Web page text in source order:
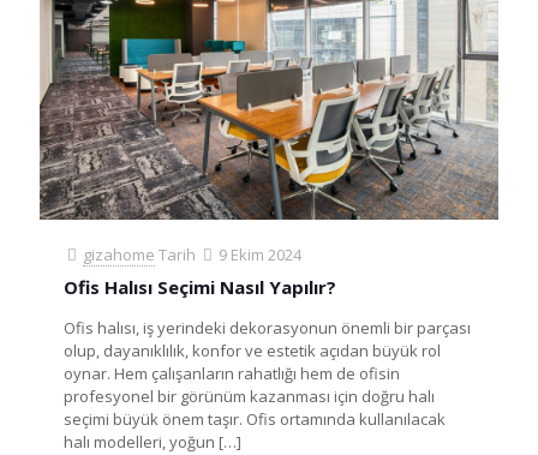
gizahome Tarih 9 Ekim 2024
Ofis Halısı Seçimi Nasıl Yapılır?
Ofis halısı, iş yerindeki dekorasyonun önemli bir parçası
olup, dayanıklılık, konfor ve estetik açıdan büyük rol
oynar. Hem çalışanların rahatlığı hem de ofisin
profesyonel bir görünüm kazanması için doğru halı
seçimi büyük önem taşır. Ofis ortamında kullanılacak
halı modelleri, yoğun […]